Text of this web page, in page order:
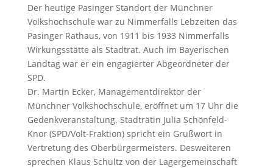
Der heutige Pasinger Standort der Münchner
Volkshochschule war zu Nimmerfalls Lebzeiten das
Pasinger Rathaus, von 1911 bis 1933 Nimmerfalls
Wirkungsstätte als Stadtrat. Auch im Bayerischen
Landtag war er ein engagierter Abgeordneter der
SPD.
Dr. Martin Ecker, Managementdirektor der
Münchner Volkshochschule, eröffnet um 17 Uhr die
Gedenkveranstaltung. Stadträtin Julia Schönfeld-
Knor (SPD/Volt-Fraktion) spricht ein Grußwort in
Vertretung des Oberbürgermeisters. Desweiteren
sprechen Klaus Schultz von der Lagergemeinschaft